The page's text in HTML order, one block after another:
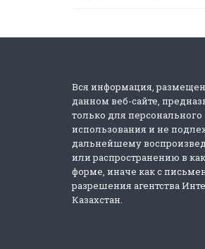
Вся информация,
данном веб-сайте,
только для персонального
использования и не
дальнейшему
или распространению в
форме, иначе как с
разрешения агентства
Казахстан.